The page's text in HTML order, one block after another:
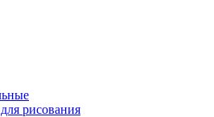
рисования